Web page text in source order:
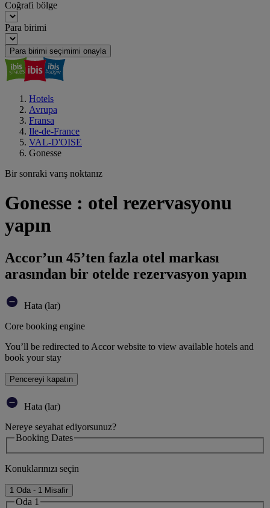
Coğrafi bölge
Para birimi
Para birimi seçimimi onayla
Hotels
Avrupa
Fransa
Ile-de-France
VAL-D'OISE
Gonesse
Bir sonraki varış noktanız
Gonesse : otel rezervasyonu
yapın
Accor’un 45’ten fazla otel markası
arasından bir otelde rezervasyon yapın
Hata (lar)
Core booking engine
You’ll be redirected to Accor website to view available hotels and
book your stay
Pencereyi kapatın
Hata (lar)
Nereye seyahat ediyorsunuz?
Booking Dates
Konuklarınızı seçin
1 Oda - 1 Misafir
Oda 1